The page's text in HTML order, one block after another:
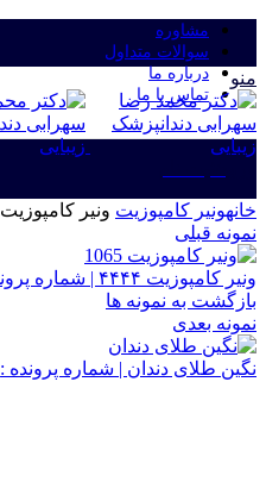
مشاوره
سوالات متداول
درباره ما
تماس با ما
منو
خانهونیر کامپوزیت ونیر کامپوزیت 1100 | شماره پرونده : 1100
نمونه قبلی
ونیر کامپوزیت ۴۴۴۴ | شماره پرونده : 4444
بازگشت به نمونه ها
نمونه بعدی
نگین طلای دندان | شماره پرونده :